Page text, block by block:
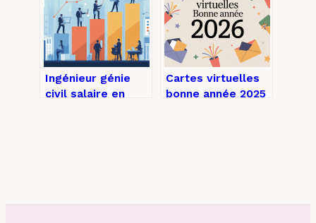
structure
gagnante
esprits
Ingénieur génie
civil salaire en
Cartes virtuelles
bonne année 2025